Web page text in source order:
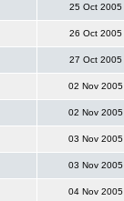
25 Oct 2005
26 Oct 2005
27 Oct 2005
02 Nov 2005
02 Nov 2005
03 Nov 2005
03 Nov 2005
04 Nov 2005